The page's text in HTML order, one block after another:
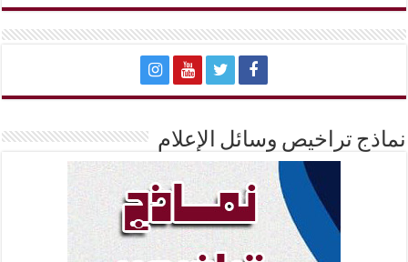
نماذج تراخيص وسائل الإعلام